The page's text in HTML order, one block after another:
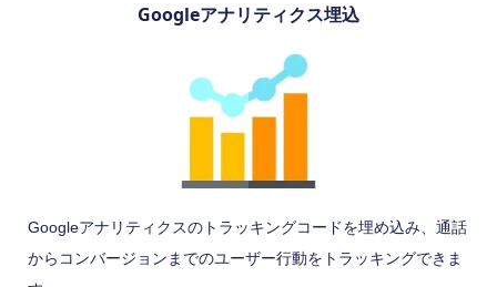
Googleアナリティクス埋込
Googleアナリティクスのトラッキングコードを埋め込み、通話
からコンバージョンまでのユーザー行動をトラッキングできま